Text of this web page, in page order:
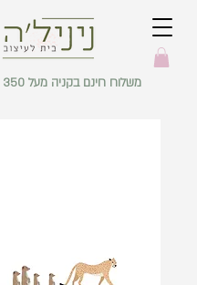
משלוח חינם בקניה מעל 350 ש"ח